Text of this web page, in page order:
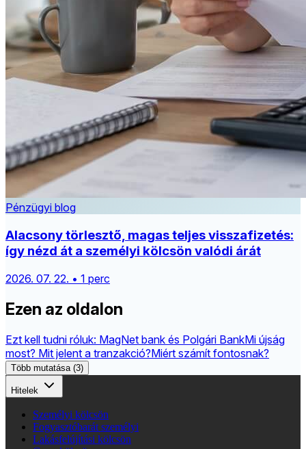
Pénzügyi blog
Alacsony törlesztő, magas teljes visszafizetés:
így nézd át a személyi kölcsön valódi árát
2026. 07. 22. • 1 perc
Ezen az oldalon
Ezt kell tudni róluk: MagNet bank és Polgári BankMi újság
most? Mit jelent a tranzakció?Miért számít fontosnak?
Több mutatása (3)
Hitelek
Személyi kölcsön
Fogyasztóbarát személyi
Lakásfelújítási kölcsön